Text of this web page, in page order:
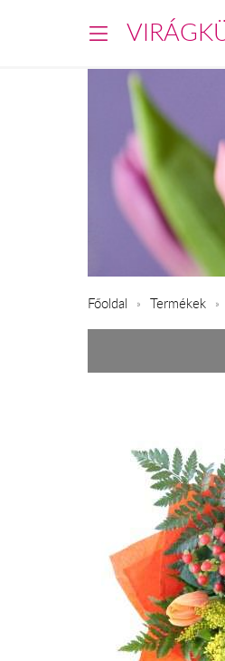
Főoldal Termékek